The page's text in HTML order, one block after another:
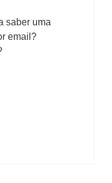
saber uma
email?